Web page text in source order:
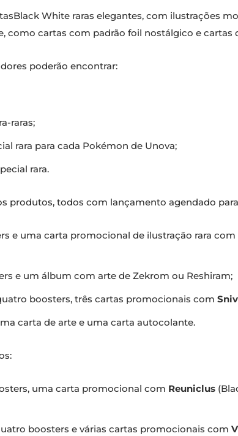
White raras elegantes, com ilustrações
como cartas com padrão foil nostálgico e
poderão encontrar:
raras;
rara para cada Pokémon de Unova;
rara.
produtos, todos com lançamento agendado
e uma carta promocional de ilustração rara com
e um álbum com arte de Zekrom ou Reshiram;
boosters, três cartas promocionais com
carta de arte e uma carta autocolante.
uma carta promocional com Reuniclus
boosters e várias cartas promocionais com